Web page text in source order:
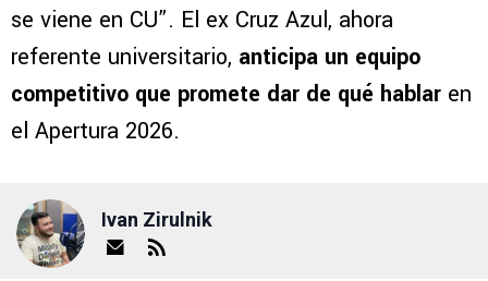
se viene en CU”. El ex Cruz Azul, ahora
referente universitario, anticipa un equipo
competitivo que promete dar de qué hablar en
el Apertura 2026.
Ivan Zirulnik